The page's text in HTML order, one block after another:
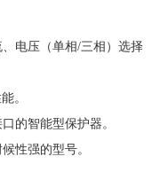
电压（单相/三相）选择
。
的智能型保护器。
性强的型号。